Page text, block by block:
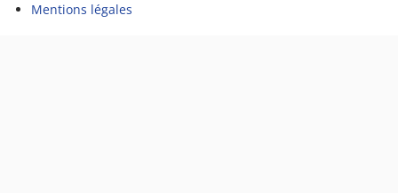
Mentions légales